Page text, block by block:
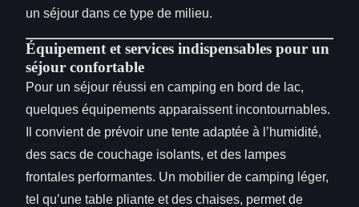
un séjour dans ce type de milieu.
Équipement et services indispensables pour un
séjour confortable
Pour un séjour réussi en camping en bord de lac,
quelques équipements apparaissent incontournables.
Il convient de prévoir une tente adaptée à l’humidité,
des sacs de couchage isolants, et des lampes
frontales performantes. Un mobilier de camping léger,
tel qu’une table pliante et des chaises, permet de